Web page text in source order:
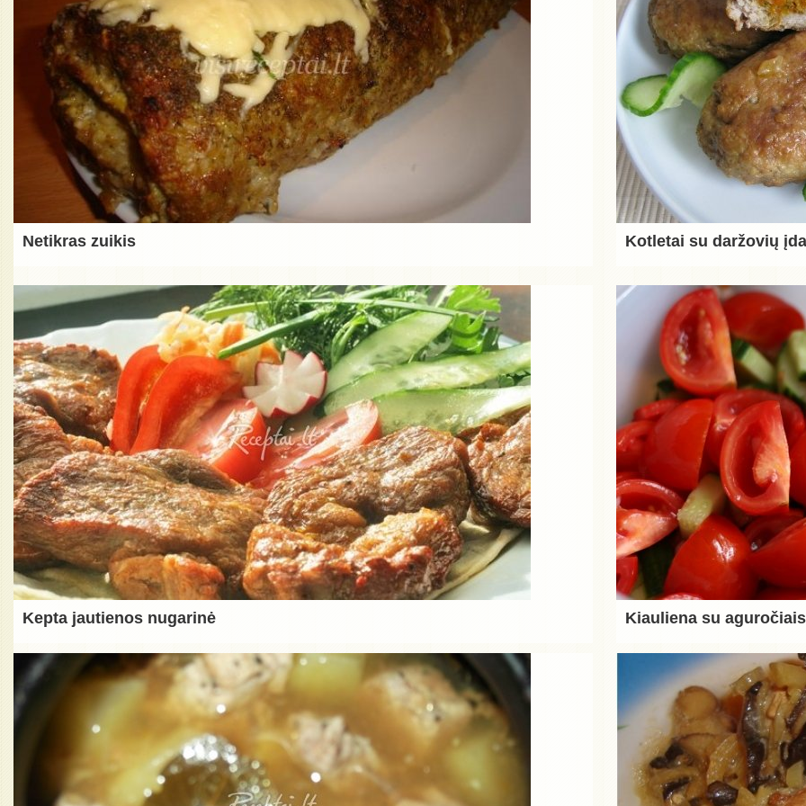
Netikras zuikis Kotletai su daržovių
Kepta jautienos nugarinė Kiauliena su aguročiais